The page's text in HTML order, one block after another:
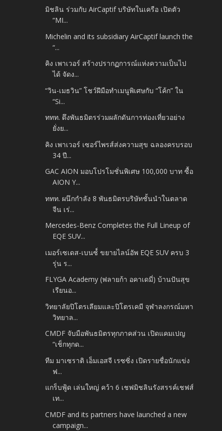
มิชลิน ร่วมกับ AirCaptif บริษัทในเครือ เปิดตัว
“MI...
Michelin and its subsidiary AirCaptif launch the
“...
คิง เพาเวอร์ สร้างปรากฏการณ์แห่งความเป็นไป
ได้ จัดง...
“วิน-เมธวิน” โชว์ฝีมือทำเมนูพิเศษกับ “โค้ก” ใน
“Si...
ททท. ดึงพันธมิตรร่วมผลักดันการท่องเที่ยวอย่าง
ยั่งย...
คิง เพาเวอร์ เซอร์ไพรส์ส่งความสุข ฉลองครบรอบ
34 ปี...
GAC AION มอบโปรโมชั่นพิเศษ 100,000 บาท ซื้อ
AION Y...
ททท. ผนึกกำลัง 8 พันธมิตรบริษัทชั้นนำในตลาด
จีน เร่...
Mercedes-Benz Completes the Full Lineup of
EQE SUV...
เมอร์เซเดส-เบนซ์์ ขยายไลน์อัพ EQE SUV ครบ 3
รุ่น ร...
FLYGA Academy (ฟลายก้า อคาเดมี่) บ้านปันสุข
เรียนอ...
วิทยาลัยปิโตรเลียมและปิโตรเคมี จุฬาลงกรณ์มหา
วิทยาล...
CMDF จับมือพันธมิตรทุกภาคส่วน เปิดแคมเปญ
“เช็กทุกด...
ทีม มาเซราติ เอ็มเอสจี เรซซิ่ง เปิดรายชื่อนักแข่ง
ฟ...
แกร็บฟู้ด เล่นใหญ่ คว้า 6 เชฟมิชลินรังสรรค์เชฟส์
เท...
CMDF and its partners have launched a new
campaign...